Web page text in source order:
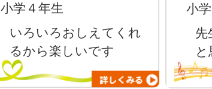
小学４年生
いろいろおしえてくれ
るから楽しいです
小
先
と